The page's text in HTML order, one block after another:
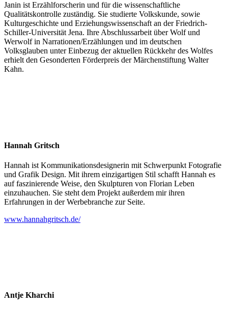
Janin ist Erzählforscherin und für die wissenschaftliche
Qualitätskontrolle zuständig. Sie studierte Volkskunde, sowie
Kulturgeschichte und Erziehungswissenschaft an der Friedrich-
Schiller-Universität Jena. Ihre Abschlussarbeit über Wolf und
Werwolf in Narrationen/Erzählungen und im deutschen
Volksglauben unter Einbezug der aktuellen Rückkehr des Wolfes
erhielt den Gesonderten Förderpreis der Märchenstiftung Walter
Kahn.
Hannah Gritsch
Hannah ist Kommunikationsdesignerin mit Schwerpunkt Fotografie
und Grafik Design. Mit ihrem einzigartigen Stil schafft Hannah es
auf faszinierende Weise, den Skulpturen von Florian Leben
einzuhauchen. Sie steht dem Projekt außerdem mir ihren
Erfahrungen in der Werbebranche zur Seite.
www.hannahgritsch.de/
Antje Kharchi